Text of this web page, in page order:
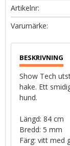
Artikelnr
Show Tech
hake. Ett
hund.
Längd: 84 cm
Bredd: 5 mm
Färg: vitt med